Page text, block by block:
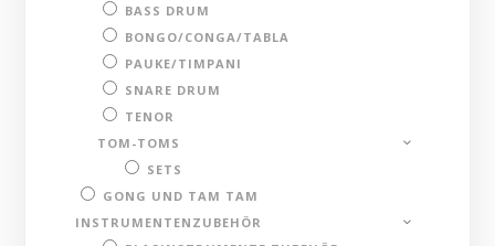
BASS DRUM
BONGO/CONGA/TABLA
PAUKE/TIMPANI
SNARE DRUM
TENOR
TOM-TOMS
SETS
GONG UND TAM TAM
INSTRUMENTENZUBEHÖR